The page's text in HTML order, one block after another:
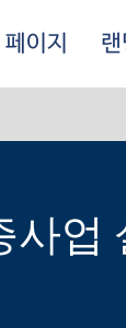
이지 랜
업